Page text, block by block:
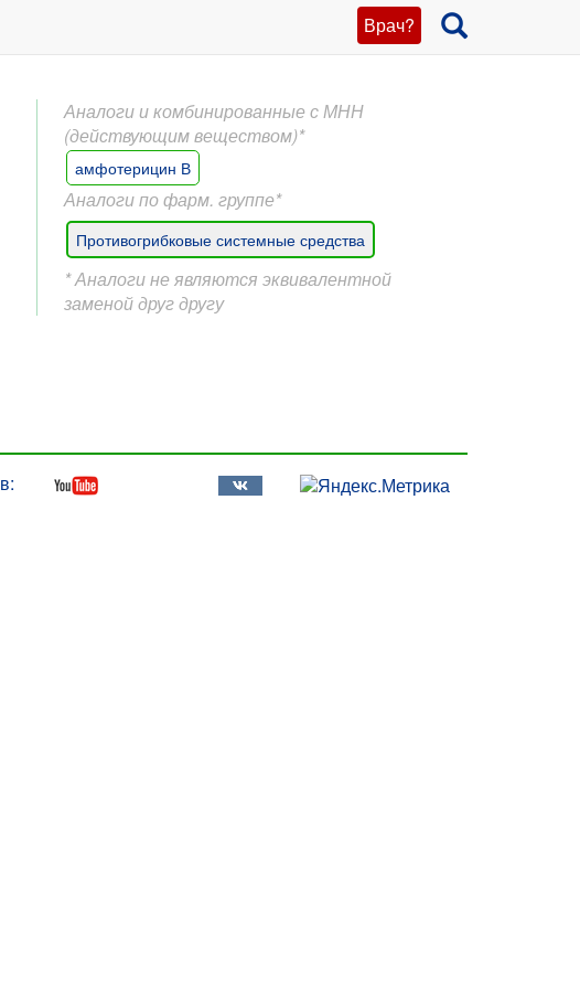
Врач?
Аналоги и комбинированные с МНН
(действующим веществом)*
амфотерицин В
Аналоги по фарм. группе*
Противогрибковые системные средства
* Аналоги не являются эквивалентной
заменой друг другу